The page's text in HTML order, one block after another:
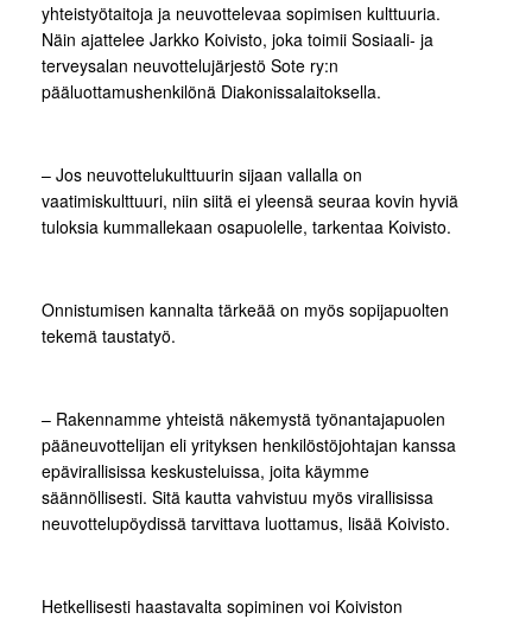
yhteistyötaitoja ja neuvottelevaa sopimisen kulttuuria.
Näin ajattelee Jarkko Koivisto, joka toimii Sosiaali- ja
terveysalan neuvottelujärjestö Sote ry:n
pääluottamushenkilönä Diakonissalaitoksella.
– Jos neuvottelukulttuurin sijaan vallalla on
vaatimiskulttuuri, niin siitä ei yleensä seuraa kovin hyviä
tuloksia kummallekaan osapuolelle, tarkentaa Koivisto.
Onnistumisen kannalta tärkeää on myös sopijapuolten
tekemä taustatyö.
– Rakennamme yhteistä näkemystä työnantajapuolen
pääneuvottelijan eli yrityksen henkilöstöjohtajan kanssa
epävirallisissa keskusteluissa, joita käymme
säännöllisesti. Sitä kautta vahvistuu myös virallisissa
neuvottelupöydissä tarvittava luottamus, lisää Koivisto.
Hetkellisesti haastavalta sopiminen voi Koiviston